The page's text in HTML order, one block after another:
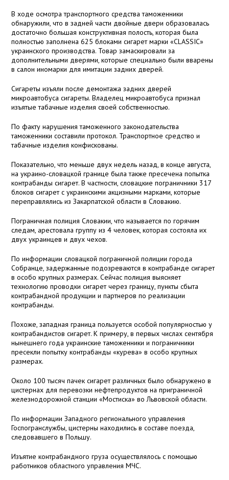
В ходе осмотра транспортного средства таможенники
обнаружили, что в задней части двойные двери образовалась
достаточно большая конструктивная полость, которая была
полностью заполнена 625 блоками сигарет марки «CLASSIC»
украинского производства. Товар замаскировали за
дополнительными дверями, которые специально были вварены
в салон иномарки для имитации задних дверей.
Сигареты изъяли после демонтажа задних дверей
микроавтобуса сигареты. Владелец микроавтобуса признал
изъятые табачные изделия своей собственностью.
По факту нарушения таможенного законодательства
таможенники составили протокол. Транспортное средство и
табачные изделия конфискованы.
Показательно, что меньше двух недель назад, в конце августа,
на украино-словацкой границе была также пресечена попытка
контрабанды сигарет. В частности, словацкие пограничники 317
блоков сигарет с украинскими акцизными марками, которые
переправлялись из Закарпатской области в Словакию.
Пограничная полиция Словакии, что называется по горячим
следам, арестовала группу из 4 человек, которая состояла их
двух украинцев и двух чехов.
По информации словацкой пограничной полиции города
Собранце, задержанные подозреваются в контрабанде сигарет
в особо крупных размерах. Сейчас полиция выясняет
технологию проводки сигарет через границу, пункты сбыта
контрабандной продукции и партнеров по реализации
контрабанды.
Похоже, западная граница пользуется особой популярностью у
контрабандистов сигарет. К примеру, в первых числах сентября
нынешнего года украинские таможенники и пограничники
пресекли попытку контрабанды «курева» в особо крупных
размерах.
Около 100 тысяч пачек сигарет различных было обнаружено в
цистернах для перевозки нефтепродуктов на приграничной
железнодорожной станции «Мостиска» во Львовской области.
По информации Западного регионального управления
Госпогранслужбы, цистерны находились в составе поезда,
следовавшего в Польшу.
Изъятие контрабандного груза осуществлялось с помощью
работников областного управления МЧС.